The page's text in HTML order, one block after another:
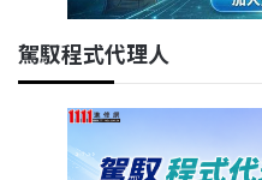
駕馭程式代理人